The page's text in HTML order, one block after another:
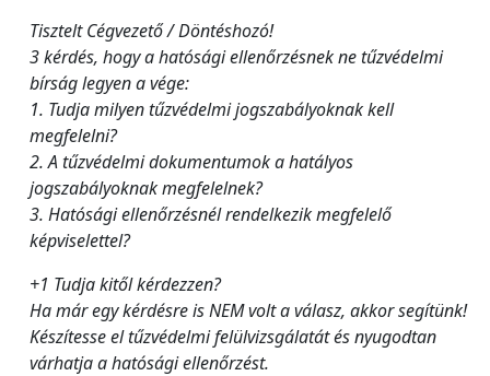
Tisztelt Cégvezető / Döntéshozó!
3 kérdés, hogy a hatósági ellenőrzésnek ne tűzvédelmi
bírság legyen a vége:
1. Tudja milyen tűzvédelmi jogszabályoknak kell
megfelelni?
2. A tűzvédelmi dokumentumok a hatályos
jogszabályoknak megfelelnek?
3. Hatósági ellenőrzésnél rendelkezik megfelelő
képviselettel?
+1 Tudja kitől kérdezzen?
Ha már egy kérdésre is NEM volt a válasz, akkor segítünk!
Készítesse el tűzvédelmi felülvizsgálatát és nyugodtan
várhatja a hatósági ellenőrzést.